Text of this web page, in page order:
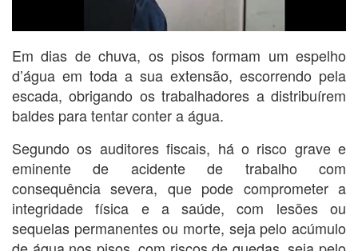
Em dias de chuva, os pisos formam um espelho
d’água em toda a sua extensão, escorrendo pela
escada, obrigando os trabalhadores a distribuírem
baldes para tentar conter a água.
Segundo os auditores fiscais, há o risco grave e
eminente de acidente de trabalho com
consequência severa, que pode comprometer a
integridade física e a saúde, com lesões ou
sequelas permanentes ou morte, seja pelo acúmulo